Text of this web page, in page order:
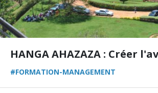
HANGA AHAZAZA : Créer
#FORMATION-MANAGEMENT